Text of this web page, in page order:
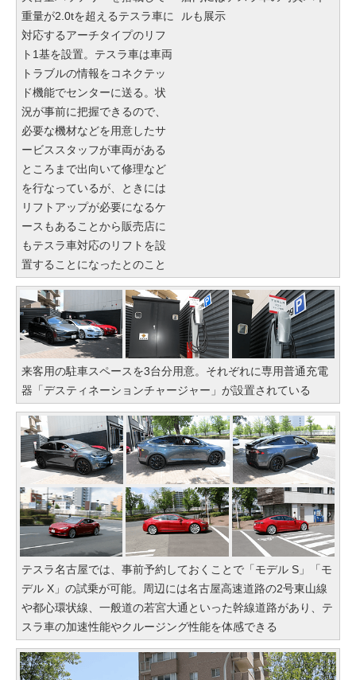
重量が2.0tを超えるテスラ車に
対応するアーチタイプのリフ
ト1基を設置。テスラ車は車両
トラブルの情報をコネクテッ
ド機能でセンターに送る。状
況が事前に把握できるので、
必要な機材などを用意したサ
ービススタッフが車両がある
ところまで出向いて修理など
を行なっているが、ときには
リフトアップが必要になるケ
ースもあることから販売店に
もテスラ車対応のリフトを設
置することになったとのこと
ルも展示
来客用の駐車スペースを3台分用意。それぞれに専用普通充電
器「デスティネーションチャージャー」が設置されている
テスラ名古屋では、事前予約しておくことで「モデル S」「モ
デル X」の試乗が可能。周辺には名古屋高速道路の2号東山線
や都心環状線、一般道の若宮大通といった幹線道路があり、テ
スラ車の加速性能やクルージング性能を体感できる